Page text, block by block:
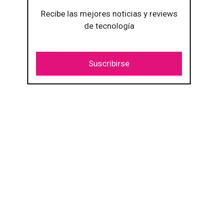
Recibe las mejores noticias y reviews
de tecnología
Suscribirse